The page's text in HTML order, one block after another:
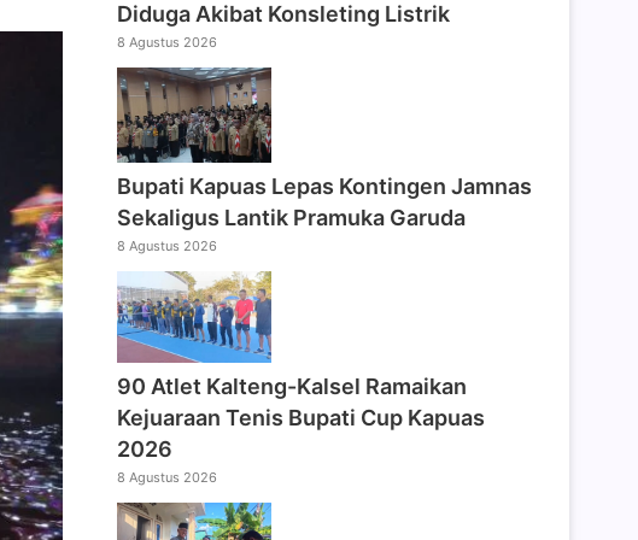
Diduga Akibat Konsleting Listrik
8 Agustus 2026
Bupati Kapuas Lepas Kontingen Jamnas
Sekaligus Lantik Pramuka Garuda
8 Agustus 2026
90 Atlet Kalteng-Kalsel Ramaikan
Kejuaraan Tenis Bupati Cup Kapuas
2026
8 Agustus 2026